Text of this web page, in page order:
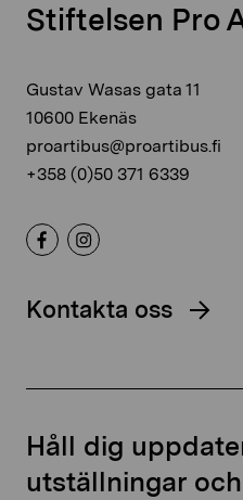
Stiftelsen Pro
Gustav Wasas gata 11
10600 Ekenäs
proartibus@proartibus.fi
+358 (0)50 371 6339
Kontakta oss
Håll dig
utställningar